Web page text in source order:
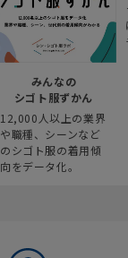
みんなの
シゴト服ずかん
12,000人以上の業界
や職種、シーンなど
のシゴト服の着用傾
向をデータ化。